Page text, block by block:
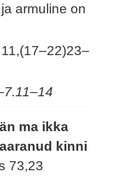
armuline on
ma ikka
kinni
73,23